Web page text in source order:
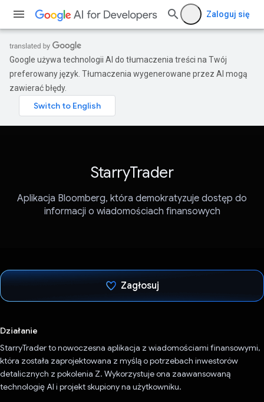
Zaloguj się
Google używa technologii AI do tłumaczenia treści na Twój
preferowany język. Tłumaczenia wygenerowane przez AI mogą
zawierać błędy.
StarryTrader
Aplikacja Bloomberg, która demokratyzuje dostęp do
informacji o wiadomościach finansowych
Zagłosuj
Działanie
StarryTrader to nowoczesna aplikacja z wiadomościami finansowymi,
która została zaprojektowana z myślą o potrzebach inwestorów
detalicznych z pokolenia Z. Wykorzystuje ona zaawansowaną
technologię AI i projekt skupiony na użytkowniku.